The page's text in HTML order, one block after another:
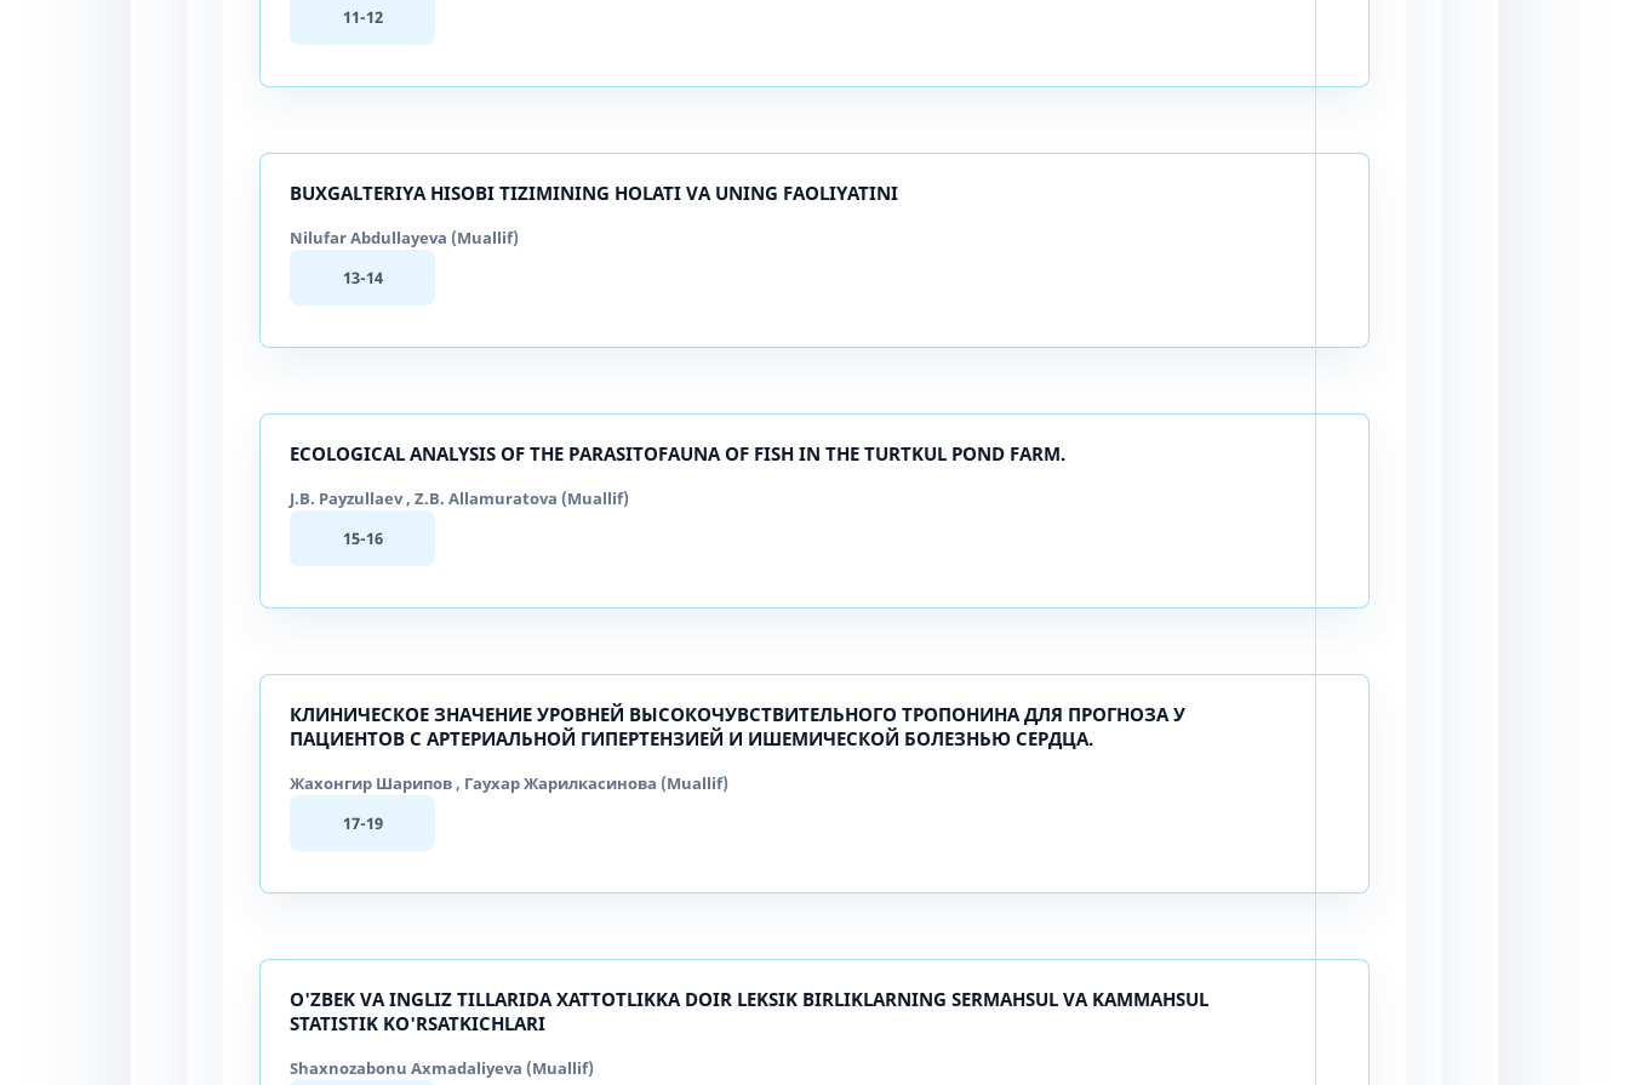
11-12
BUXGALTERIYA HISOBI TIZIMINING HOLATI VA UNING FAOLIYATINI
Nilufar Abdullayeva (Muallif)
13-14
ECOLOGICAL ANALYSIS OF THE PARASITOFAUNA OF FISH IN THE TURTKUL POND FARM.
J.B. Payzullaev , Z.B. Allamuratova (Muallif)
15-16
КЛИНИЧЕСКОЕ ЗНАЧЕНИЕ УРОВНЕЙ ВЫСОКОЧУВСТВИТЕЛЬНОГО ТРОПОНИНА ДЛЯ ПРОГНОЗА У
ПАЦИЕНТОВ С АРТЕРИАЛЬНОЙ ГИПЕРТЕНЗИЕЙ И ИШЕМИЧЕСКОЙ БОЛЕЗНЬЮ СЕРДЦА.
Жахонгир Шарипов , Гаухар Жарилкасинова (Muallif)
17-19
O'ZBEK VA INGLIZ TILLARIDA XATTOTLIKKA DOIR LEKSIK BIRLIKLARNING SERMAHSUL VA KAMMAHSUL
STATISTIK KO'RSATKICHLARI
Shaxnozabonu Axmadaliyeva (Muallif)